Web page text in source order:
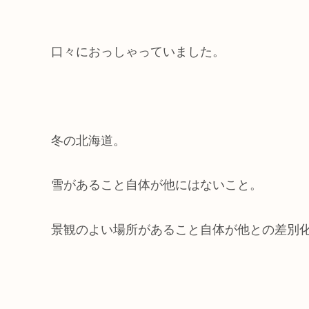
口々におっしゃっていました。
冬の北海道。
雪があること自体が他にはないこと。
景観のよい場所があること自体が他との差別